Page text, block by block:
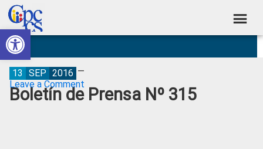
Abrir barra de herramientas
Skip
to
primary
navigation
Skip
to
main
content
Skip
to
primary
sidebar
Skip
to
footer
Consejo
de
Participación
Ciudadana
Construyendo
Poder
Ciudadano
Boletín de Prensa Nº 315
13 SEP 2016
Leave a Comment